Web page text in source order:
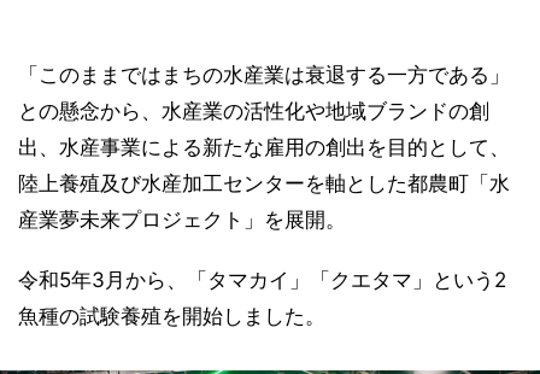
「このままではまちの水産業は衰退する一方である」
との懸念から、水産業の活性化や地域ブランドの創
出、水産事業による新たな雇用の創出を目的として、
陸上養殖及び水産加工センターを軸とした都農町「水
産業夢未来プロジェクト」を展開。
令和5年3月から、「タマカイ」「クエタマ」という2
魚種の試験養殖を開始しました。